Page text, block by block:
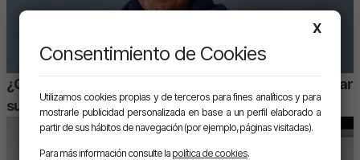
¿Quién es Romano Aspas? Y por qué deberías abrazar
su estilo
X
Consentimiento de Cookies
Utilizamos cookies propias y de terceros para fines analíticos y para
mostrarle publicidad personalizada en base a un perfil elaborado a
partir de sus hábitos de navegación (por ejemplo, páginas visitadas).
Para más información consulte la política de cookies.